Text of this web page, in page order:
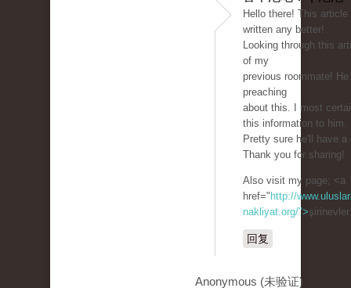
Hello there! This
written any better!
Looking through this
of my
previous roommate!
preaching
about this. I most
this information to him.
Pretty sure he'll have a
Thank you for sharing!
Also visit my page; <a
href=" http://
nakliyat.org/">
回复
Anonymous (未验证)